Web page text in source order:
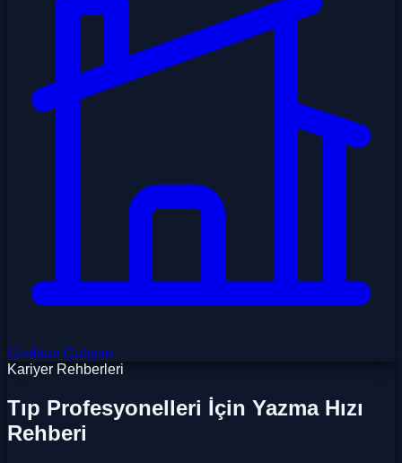
Uzaktan Çalışan
Kariyer Rehberleri
Tıp Profesyonelleri İçin Yazma Hızı
Rehberi